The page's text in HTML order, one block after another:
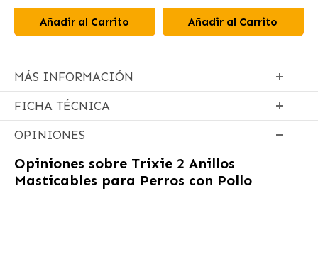
Añadir al Carrito Añadir al Carrito
MÁS INFORMACIÓN
FICHA TÉCNICA
OPINIONES
Opiniones sobre Trixie 2 Anillos
Masticables para Perros con Pollo